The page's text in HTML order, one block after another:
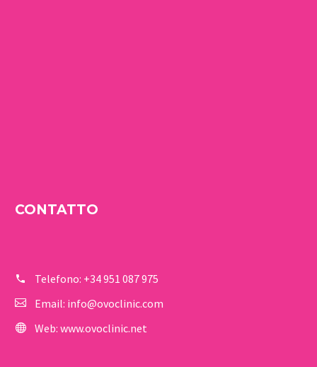
CONTATTO
Telefono: +34 951 087 975
Email: info@ovoclinic.com
Web: www.ovoclinic.net